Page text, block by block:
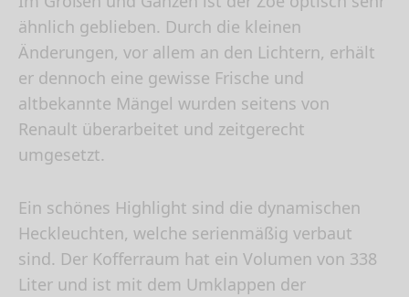
ähnlich geblieben. Durch die kleinen
Änderungen, vor allem an den Lichtern, erhält
er dennoch eine gewisse Frische und
altbekannte Mängel wurden seitens von
Renault überarbeitet und zeitgerecht
umgesetzt.
Ein schönes Highlight sind die dynamischen
Heckleuchten, welche serienmäßig verbaut
sind. Der Kofferraum hat ein Volumen von 338
Liter und ist mit dem Umklappen der